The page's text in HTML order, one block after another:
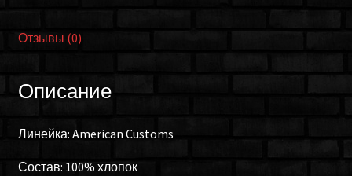
Отзывы (0)
Описание
Линейка: American Customs
Состав: 100% хлопок